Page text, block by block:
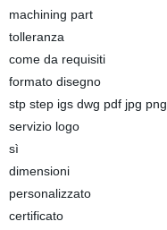
machining part
tolleranza
come da requisiti
formato disegno
stp step igs dwg pdf jpg png
servizio logo
sì
dimensioni
personalizzato
certificato